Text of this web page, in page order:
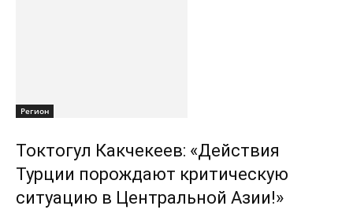
Регион
Токтогул Какчекеев: «Действия
Турции порождают критическую
ситуацию в Центральной Азии!»